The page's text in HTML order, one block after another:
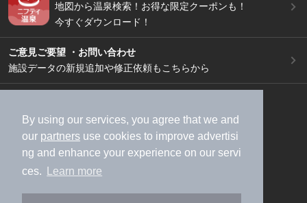
By using our services, you agree that we and
our partners use cookies to improve advertisi
ng and enhance your experience on our servi
ces.
Learn more
地図から温泉検索！お得な限定クーポンも！
今すぐダウンロード！
ご意見ご要望 ・お問い合わせ
施設データの新規追加や修正依頼もこちらから
加盟店募集（資料請求）
広告出稿のご案内
利用規約
ライフスタイルMEMBERS+規約
特定商取引法に基づく表記
ヘルプ
採用情報
運営会社